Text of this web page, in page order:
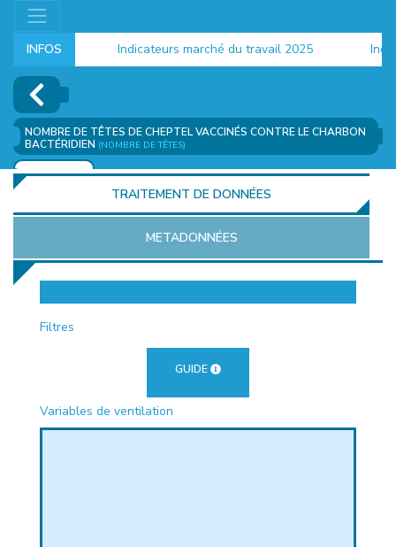
INFOS Indicateurs marché du travail 2025
NOMBRE DE TÊTES DE CHEPTEL VACCINÉS CONTRE LE CHARBON
BACTÉRIDIEN (NOMBRE DE TÊTES)
AJOUTER
TRAITEMENT DE DONNÉES
METADONNÉES
Filtres
GUIDE
Variables de ventilation